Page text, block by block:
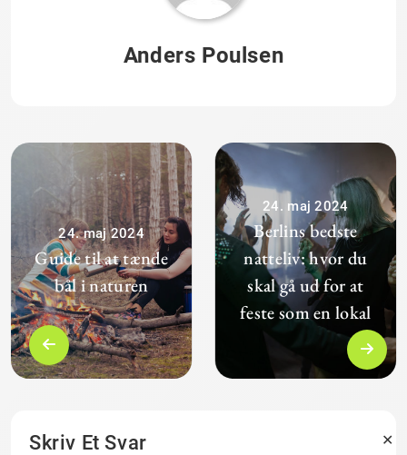
✕
Anders Poulsen
24. maj 2024
Guide til at tænde
bål i naturen
24. maj 2024
Berlins bedste
natteliv: hvor du
skal gå ud for at
feste som en lokal
Skriv Et Svar